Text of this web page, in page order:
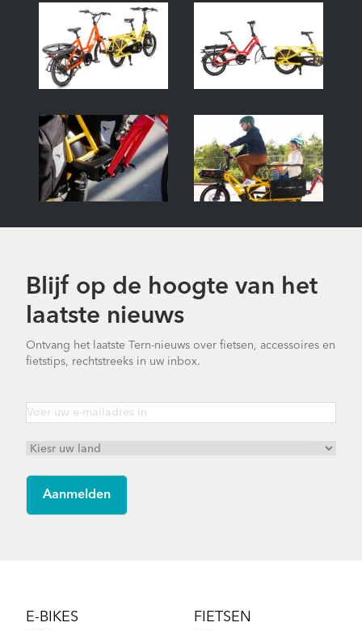
Blijf op de hoogte van het
laatste nieuws
Ontvang het laatste Tern-nieuws over fietsen, accessoires en
fietstips, rechtstreeks in uw inbox.
E-BIKES FIETSEN